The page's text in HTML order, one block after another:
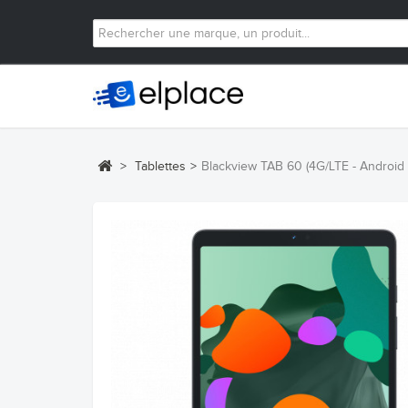
> Tablettes > Blackview TAB 60 (4G/LTE -